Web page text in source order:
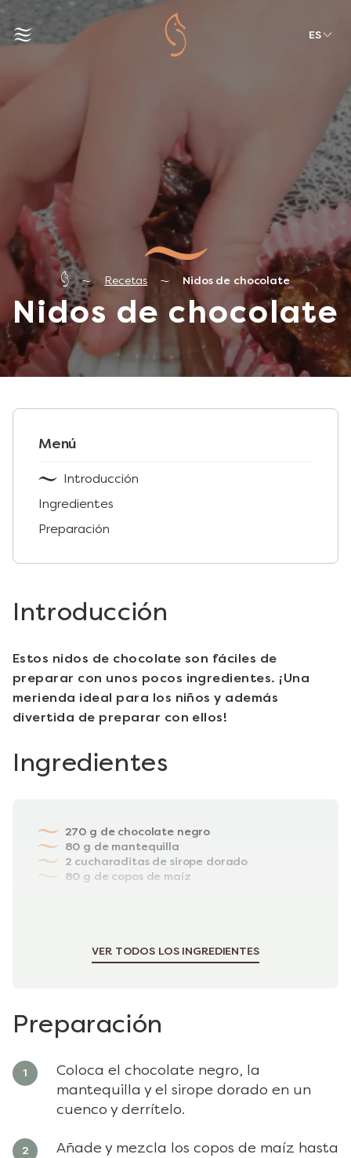
ES
Recetas Nidos de chocolate
Nidos de chocolate
Introducción
Estos nidos de chocolate son fáciles de
preparar con unos pocos ingredientes. ¡Una
merienda ideal para los niños y además
divertida de preparar con ellos!
Ingredientes
270 g de chocolate negro
80 g de mantequilla
2 cucharaditas de sirope dorado
80 g de copos de maíz
VER TODOS LOS INGREDIENTES
Preparación
Coloca el chocolate negro, la
mantequilla y el sirope dorado en un
cuenco y derrítelo.
Añade y mezcla los copos de maíz hasta
Menú
Introducción
Ingredientes
Preparación